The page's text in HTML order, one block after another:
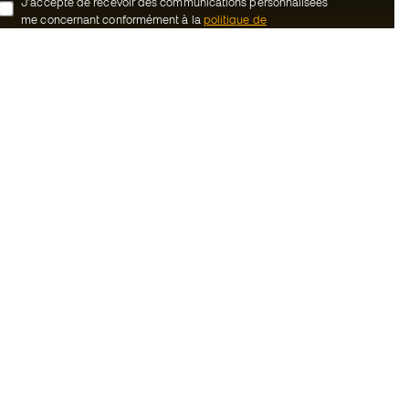
me concernant conformément à la politique de